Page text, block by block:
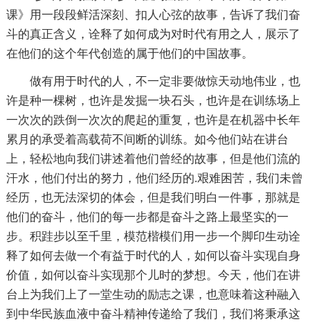
课》用一段段鲜活深刻、扣人心弦的故事，告诉了我们奋
斗的真正含义，诠释了如何成为对时代有用之人，展示了
在他们的这个年代创造的属于他们的中国故事。
做有用于时代的人，不一定非要做惊天动地伟业，也
许是种一棵树，也许是发掘一块石头，也许是在训练场上
一次次的跌倒一次次的爬起的重复，也许是在机器中长年
累月的承受着高载荷不间断的训练。如今他们站在讲台
上，轻松地向我们讲述着他们曾经的故事，但是他们流的
汗水，他们付出的努力，他们经历的.艰难困苦，我们未曾
经历，也无法深切的体会，但是我们明白一件事，那就是
他们的奋斗，他们的每一步都是奋斗之路上最坚实的一
步。积跬步以至千里，模范楷模们用一步一个脚印生动诠
释了如何去做一个有益于时代的人，如何以奋斗实现自身
价值，如何以奋斗实现那个儿时的梦想。今天，他们在讲
台上为我们上了一堂生动的励志之课，也意味着这种融入
到中华民族血液中奋斗精神传递给了我们，我们将秉承这